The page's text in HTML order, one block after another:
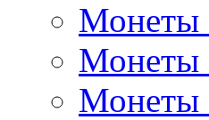
Монеты
Монеты
Монеты